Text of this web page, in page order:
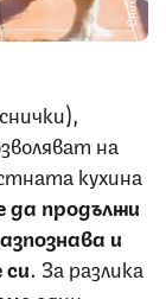
на
кухина
продължи
и
. За разлика